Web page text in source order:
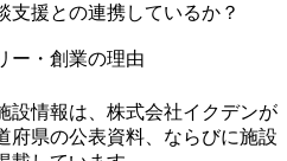
支援との連携しているか？
ー・創業の理由
設情報は、株式会社イクデンが
府県の公表資料、ならびに施設